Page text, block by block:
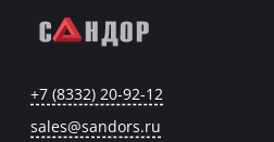
+7 (8332) 20-92-12
sales@sandors.ru